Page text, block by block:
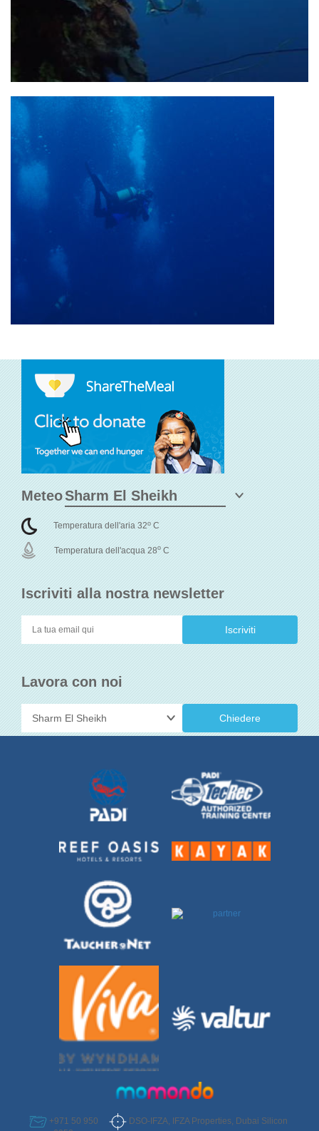
Iscriviti alla nostra newsletter
Lavora con noi
Chiedere
Meteo
Temperatura dell'aria 32o C
Temperatura dell'acqua 28o C
+971 50 950
DSO-IFZA, IFZA Properties, Dubai Silicon